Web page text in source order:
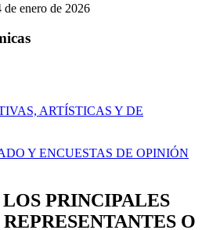
de enero de 2026
ARTÍSTICAS Y DE
Y ENCUESTAS DE OPINIÓN
PRINCIPALES
O